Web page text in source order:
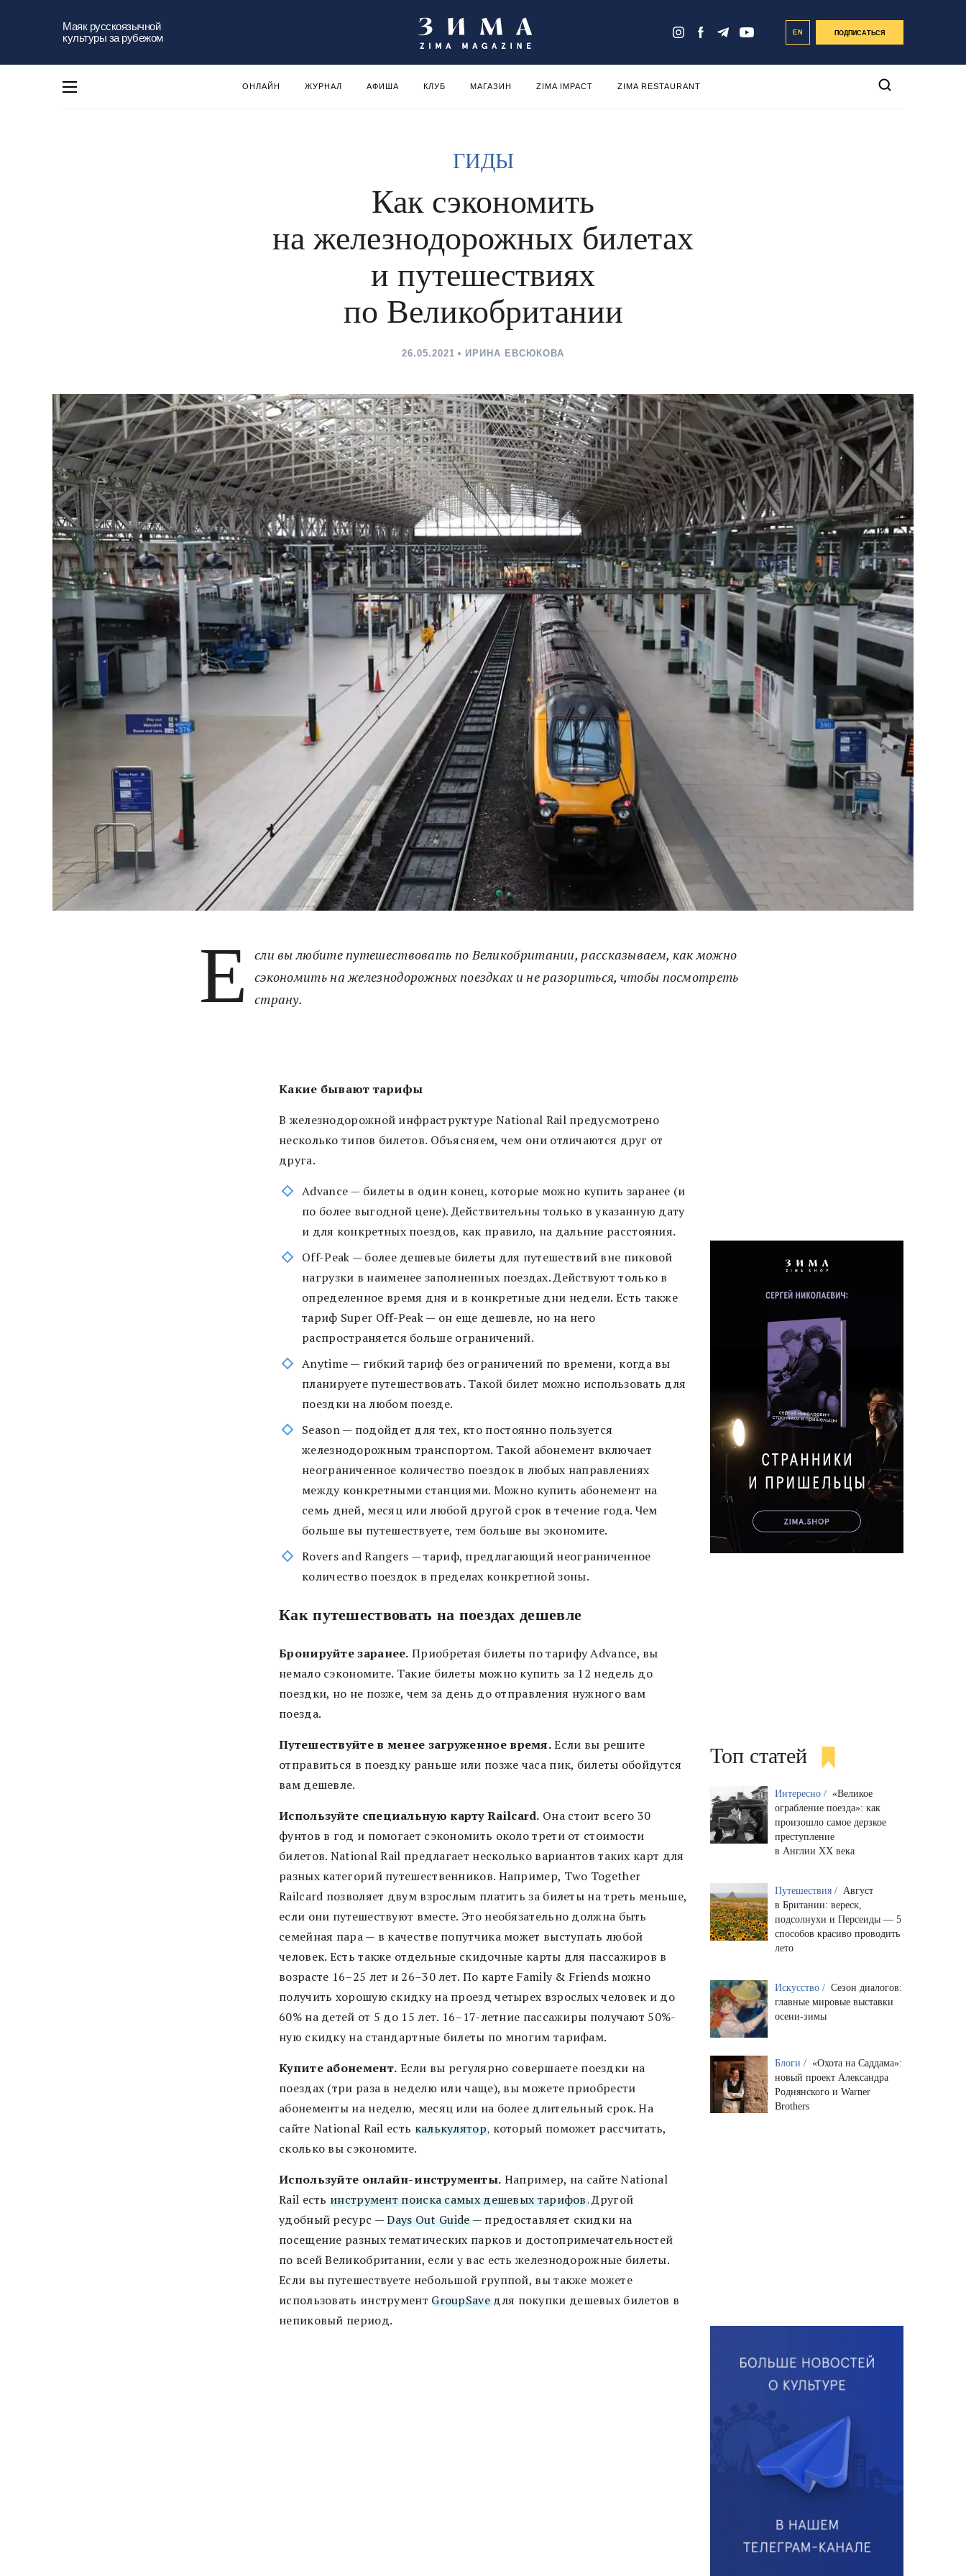
Маяк русскоязычной
культуры за рубежом
EN ПОДПИСАТЬСЯ
ОНЛАЙН ЖУРНАЛ АФИША КЛУБ МАГАЗИН ZIMA IMPACT ZIMA RESTAURANT
ГИДЫ
Как сэкономить
на железнодорожных билетах
и путешествиях
по Великобритании
26.05.2021 ИРИНА ЕВСЮКОВА
Е
сли вы любите путешествовать по Великобритании, рассказываем, как можно
сэкономить на железнодорожных поездках и не разориться, чтобы посмотреть
страну.
Какие бывают тарифы
В железнодорожной инфраструктуре National Rail предусмотрено
несколько типов билетов. Объясняем, чем они отличаются друг от
друга.
Advance — билеты в один конец, которые можно купить заранее (и
по более выгодной цене). Действительны только в указанную дату
и для конкретных поездов, как правило, на дальние расстояния.
Off-Peak — более дешевые билеты для путешествий вне пиковой
нагрузки в наименее заполненных поездах. Действуют только в
определенное время дня и в конкретные дни недели. Есть также
тариф Super Off-Peak — он еще дешевле, но на него
распространяется больше ограничений.
Anytime — гибкий тариф без ограничений по времени, когда вы
планируете путешествовать. Такой билет можно использовать для
поездки на любом поезде.
Season — подойдет для тех, кто постоянно пользуется
железнодорожным транспортом. Такой абонемент включает
неограниченное количество поездок в любых направлениях
между конкретными станциями. Можно купить абонемент на
семь дней, месяц или любой другой срок в течение года. Чем
больше вы путешествуете, тем больше вы экономите.
Rovers and Rangers — тариф, предлагающий неограниченное
количество поездок в пределах конкретной зоны.
Как путешествовать на поездах дешевле
Бронируйте заранее. Приобретая билеты по тарифу Advance, вы
немало сэкономите. Такие билеты можно купить за 12 недель до
поездки, но не позже, чем за день до отправления нужного вам
поезда.
Путешествуйте в менее загруженное время.Если вы решите
отправиться в поездку раньше или позже часа пик, билеты обойдутся
вам дешевле.
Используйте специальную карту Railcard. Она стоит всего 30
фунтов в год и помогает сэкономить около трети от стоимости
билетов. National Rail предлагает несколько вариантов таких карт для
разных категорий путешественников. Например, Two Together
Railcard позволяет двум взрослым платить за билеты на треть меньше,
если они путешествуют вместе. Это необязательно должна быть
семейная пара — в качестве попутчика может выступать любой
человек. Есть также отдельные скидочные карты для пассажиров в
возрасте 16–25 лет и 26–30 лет. По карте Family & Friends можно
получить хорошую скидку на проезд четырех взрослых человек и до
60% на детей от 5 до 15 лет. 16–17-летние пассажиры получают 50%-
ную скидку на стандартные билеты по многим тарифам.
Купите абонемент. Если вы регулярно совершаете поездки на
поездах (три раза в неделю или чаще), вы можете приобрести
абонементы на неделю, месяц или на более длительный срок. На
сайте National Rail есть калькулятор, который поможет рассчитать,
сколько вы сэкономите.
Используйте онлайн-инструменты. Например, на сайте National
Rail есть инструмент поиска самых дешевых тарифов. Другой
удобный ресурс —Days Out Guide— предоставляет скидки на
посещение разных тематических парков и достопримечательностей
по всей Великобритании, если у вас есть железнодорожные билеты.
Если вы путешествуете небольшой группой, вы также можете
использовать инструмент GroupSaveдля покупки дешевых билетов в
непиковый период.
Топ статей
Интересно / «Великое
ограбление поезда»: как
произошло самое дерзкое
преступление
в Англии XX века
Путешествия / Август
в Британии: вереск,
подсолнухи и Персеиды — 5
способов красиво проводить
лето
Искусство / Сезон диалогов:
главные мировые выставки
осени-зимы
Блоги / «Охота на Саддама»:
новый проект Александра
Роднянского и Warner
Brothers